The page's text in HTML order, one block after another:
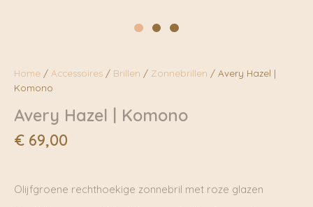
Home / Accessoires / Brillen / Zonnebrillen / Avery Hazel |
Komono
Avery Hazel | Komono
€ 69,00
Olijfgroene rechthoekige zonnebril met roze glazen